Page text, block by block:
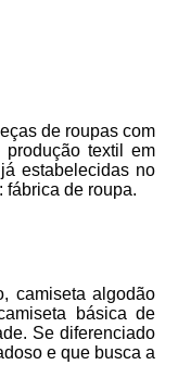
Roupas Fitness
de Coleção de
Desenvolvimento
de
de
de roupas com
textil em
estabelecidas no
fábrica de roupa.
camiseta algodão
básica de
Se diferenciado
e que busca a